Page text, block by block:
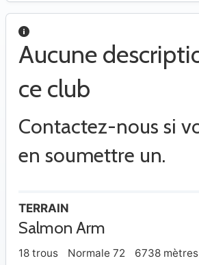
Aucune
ce club
Contactez-nous si
en soumettre un.
TERRAIN
Salmon Arm
18 trous Normale 72 6738 mètres